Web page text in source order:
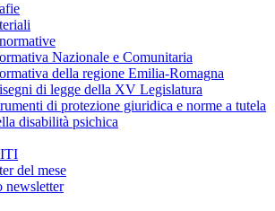
Nazionale e Comunitaria
della regione Emilia-Romagna
di legge della XV Legislatura
di protezione giuridica e norme a tutela
disabilità psichica
del mese
newsletter